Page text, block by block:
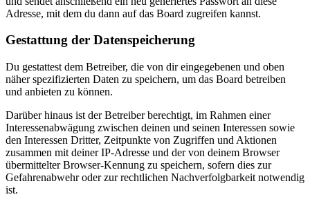
Adresse, mit dem du dann auf das Board zugreifen kannst.
Gestattung der Datenspeicherung
Du gestattest dem Betreiber, die von dir eingegebenen und oben
näher spezifizierten Daten zu speichern, um das Board betreiben
und anbieten zu können.
Darüber hinaus ist der Betreiber berechtigt, im Rahmen einer
Interessenabwägung zwischen deinen und seinen Interessen sowie
den Interessen Dritter, Zeitpunkte von Zugriffen und Aktionen
zusammen mit deiner IP-Adresse und der von deinem Browser
übermittelter Browser-Kennung zu speichern, sofern dies zur
Gefahrenabwehr oder zur rechtlichen Nachverfolgbarkeit notwendig
ist.